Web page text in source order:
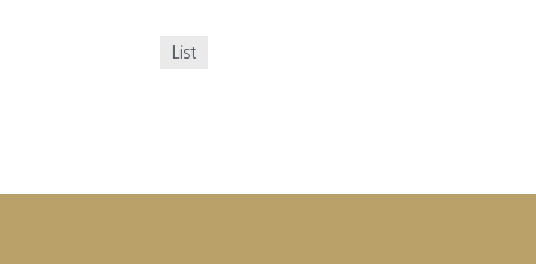
List